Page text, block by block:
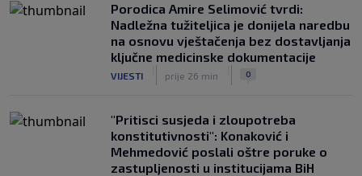
Porodica Amire Selimović tvrdi:
Nadležna tužiteljica je donijela naredbu
na osnovu vještačenja bez dostavljanja
ključne medicinske dokumentacije
VIJESTI prije 26 min 0
"Pritisci susjeda i zloupotreba
konstitutivnosti": Konaković i
Mehmedović poslali oštre poruke o
zastupljenosti u institucijama BiH